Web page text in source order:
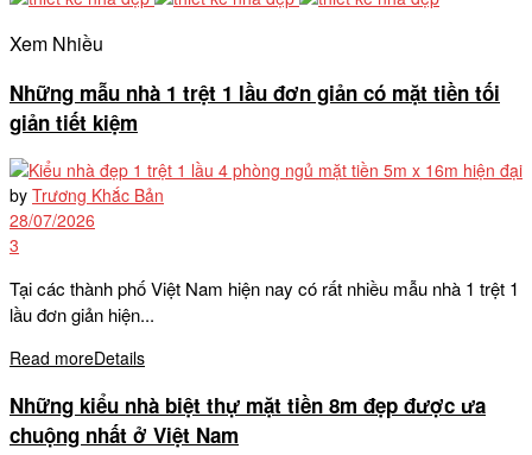
Xem Nhiều
Những mẫu nhà 1 trệt 1 lầu đơn giản có mặt tiền tối
giản tiết kiệm
by Trương Khắc Bản
28/07/2026
3
Tại các thành phố Việt Nam hiện nay có rất nhiều mẫu nhà 1 trệt 1
lầu đơn giản hiện...
Read moreDetails
Những kiểu nhà biệt thự mặt tiền 8m đẹp được ưa
chuộng nhất ở Việt Nam